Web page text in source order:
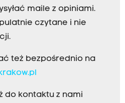
maile z opiniami.
czytane i nie
też bezpośrednio na
do kontaktu z nami